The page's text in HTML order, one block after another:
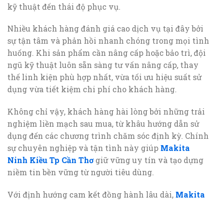
kỹ thuật đến thái độ phục vụ.
Nhiều khách hàng đánh giá cao dịch vụ tại đây bởi
sự tận tâm và phản hồi nhanh chóng trong mọi tình
huống. Khi sản phẩm cần nâng cấp hoặc bảo trì, đội
ngũ kỹ thuật luôn sẵn sàng tư vấn nâng cấp, thay
thế linh kiện phù hợp nhất, vừa tối ưu hiệu suất sử
dụng vừa tiết kiệm chi phí cho khách hàng.
Không chỉ vậy, khách hàng hài lòng bởi những trải
nghiệm liền mạch sau mua, từ khâu hướng dẫn sử
dụng đến các chương trình chăm sóc định kỳ. Chính
sự chuyên nghiệp và tận tình này giúp Makita
Ninh Kiều Tp Cần Thơgiữ vững uy tín và tạo dựng
niềm tin bền vững từ người tiêu dùng.
Với định hướng cam kết đồng hành lâu dài, Makita